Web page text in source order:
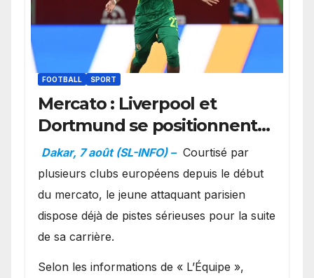
FOOTBALL SPORT
Mercato : Liverpool et
Dortmund se positionnent
en favoris pour recruter
Ibrahim Mbaye
Dakar, 7 août (SL-INFO) – Courtisé par
plusieurs clubs européens depuis le début
du mercato, le jeune attaquant parisien
dispose déjà de pistes sérieuses pour la suite
de sa carrière.
Selon les informations de « L’Équipe »,